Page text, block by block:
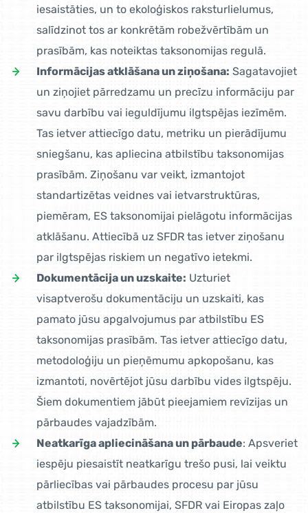
iesaistāties, un to ekoloģiskos raksturlielumus,
salīdzinot tos ar konkrētām robežvērtībām un
prasībām, kas noteiktas taksonomijas regulā.
Informācijas atklāšana un ziņošana: Sagatavojiet
un ziņojiet pārredzamu un precīzu informāciju par
savu darbību vai ieguldījumu ilgtspējas iezīmēm.
Tas ietver attiecīgo datu, metriku un pierādījumu
sniegšanu, kas apliecina atbilstību taksonomijas
prasībām. Ziņošanu var veikt, izmantojot
standartizētas veidnes vai ietvarstruktūras,
piemēram, ES taksonomijai pielāgotu informācijas
atklāšanu. Attiecībā uz SFDR tas ietver ziņošanu
par ilgtspējas riskiem un negatīvo ietekmi.
Dokumentācija un uzskaite: Uzturiet
visaptverošu dokumentāciju un uzskaiti, kas
pamato jūsu apgalvojumus par atbilstību ES
taksonomijas prasībām. Tas ietver attiecīgo datu,
metodoloģiju un pieņēmumu apkopošanu, kas
izmantoti, novērtējot jūsu darbību vides ilgtspēju.
Šiem dokumentiem jābūt pieejamiem revīzijas un
pārbaudes vajadzībām.
Neatkarīga apliecināšana un pārbaude: Apsveriet
iespēju piesaistīt neatkarīgu trešo pusi, lai veiktu
pārliecības vai pārbaudes procesu par jūsu
atbilstību ES taksonomijai, SFDR vai Eiropas zaļo